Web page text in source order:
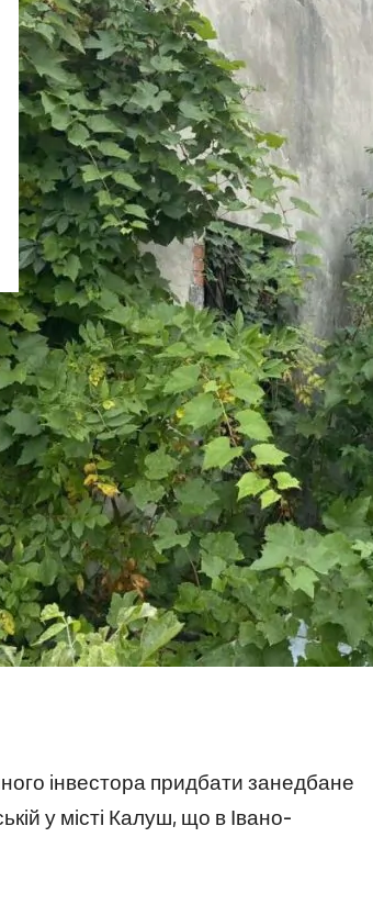
інвестора придбати занедбане
у місті Калуш, що в Івано-